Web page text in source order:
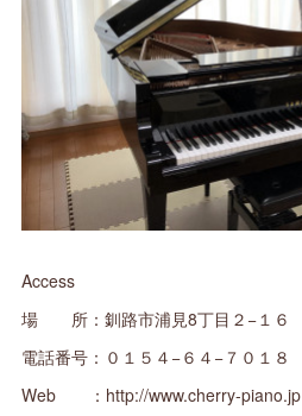
Access
場 所：釧路市浦見8丁目２−１６
電話番号：０１５４−６４−７０１８
Web ：http://www.cherry-piano.jp